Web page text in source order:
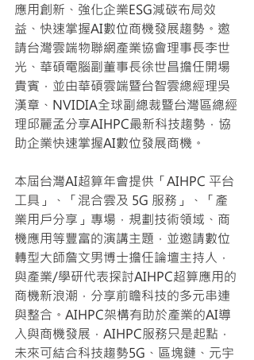
應用創新、強化企業ESG減碳布局效
益、快速掌握AI數位商機發展趨勢。邀
請台灣雲端物聯網產業協會理事長李世
光、華碩電腦副董事長徐世昌擔任開場
貴賓，並由華碩雲端暨台智雲總經理吳
漢章、NVIDIA全球副總裁暨台灣區總經
理邱麗孟分享AIHPC最新科技趨勢，協
助企業快速掌握AI數位發展商機。
本屆台灣AI超算年會提供「AIHPC 平台
工具」、「混合雲及 5G 服務」、「產
業用戶分享」專場，規劃技術領域、商
機應用等豐富的演講主題，並邀請數位
轉型大師詹文男博士擔任論壇主持人，
與產業/學研代表探討AIHPC超算應用的
商機新浪潮，分享前瞻科技的多元串連
與整合。AIHPC架構有助於產業的AI導
入與商機發展，AIHPC服務只是起點，
未來可結合科技趨勢5G、區塊鏈、元宇